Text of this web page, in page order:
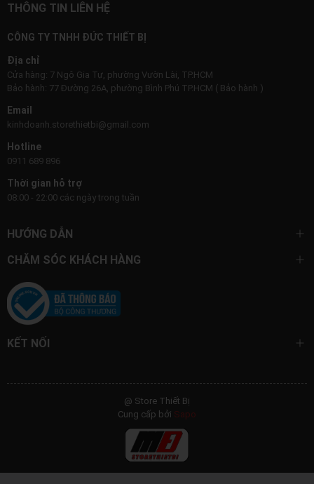
THÔNG TIN LIÊN HỆ
CÔNG TY TNHH ĐỨC THIẾT BỊ
Địa chỉ
Cửa hàng: 7 Ngô Gia Tự, phường Vườn Lài, TP.HCM
Bảo hành: 77 Đường 26A, phường Bình Phú TP.HCM ( Bảo hành )
Email
kinhdoanh.storethietbi@gmail.com
Hotline
0911 689 896
Thời gian hỗ trợ
08:00 - 22:00 các ngày trong tuần
HƯỚNG DẪN
CHĂM SÓC KHÁCH HÀNG
KẾT NỐI
@ Store Thiết Bị
Cung cấp bởi Sapo